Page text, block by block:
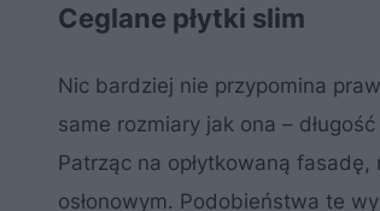
Ceglane płytki slim
Nic bardziej nie przypomina
same rozmiary jak ona –
Patrząc na opłytkowaną
osłonowym. Podobieństwa te